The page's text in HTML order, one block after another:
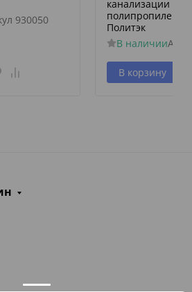
930050
канализации
Политэк
В наличии
В корзину